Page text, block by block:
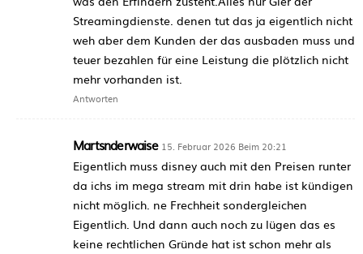
Streamingdienste. denen tut das ja eigentlich nicht
weh aber dem Kunden der das ausbaden muss und
teuer bezahlen für eine Leistung die plötzlich nicht
mehr vorhanden ist.
Antworten
Martsnderwaise 15. Februar 2026 Beim 20:21
Eigentlich muss disney auch mit den Preisen runter
da ichs im mega stream mit drin habe ist kündigen
nicht möglich. ne Frechheit sondergleichen
Eigentlich. Und dann auch noch zu lügen das es
keine rechtlichen Gründe hat ist schon mehr als